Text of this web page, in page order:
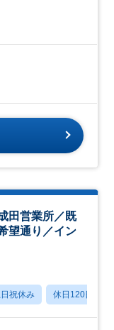
田営業所／既
望通り／イン
祝休み 休日120日以上